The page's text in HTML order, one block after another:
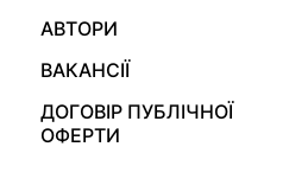
АВТОРИ
ВАКАНСІЇ
ДОГОВІР ПУБЛІЧНОЇ
ОФЕРТИ